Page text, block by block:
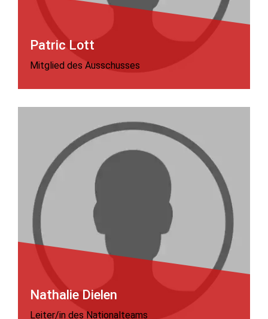
Patric Lott
Mitglied des Ausschusses
Nathalie Dielen
Leiter/in des Nationalteams